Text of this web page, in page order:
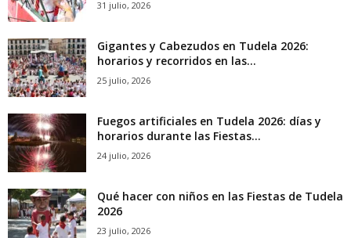
31 julio, 2026
Gigantes y Cabezudos en Tudela 2026:
horarios y recorridos en las...
25 julio, 2026
Fuegos artificiales en Tudela 2026: días y
horarios durante las Fiestas...
24 julio, 2026
Qué hacer con niños en las Fiestas de Tudela
2026
23 julio, 2026